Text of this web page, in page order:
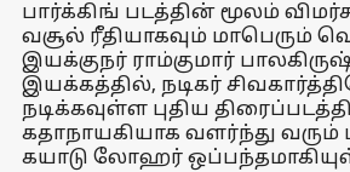
பார்க்கிங் படத்தின் மூலம்
வசூல் ரீதியாகவும் மாபெரும்
இயக்குநர் ராம்குமார்
இயக்கத்தில், நடிகர்
நடிக்கவுள்ள புதிய
கதாநாயகியாக வளர்ந்து வரும்
கயாடு லோஹர்